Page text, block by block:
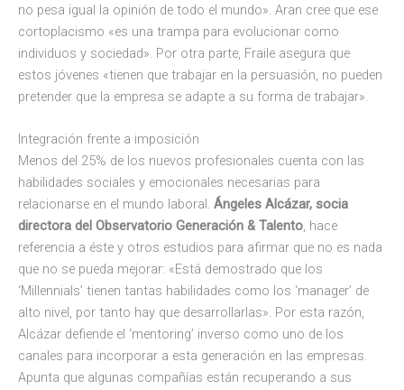
no pesa igual la opinión de todo el mundo». Aran cree que ese
cortoplacismo «es una trampa para evolucionar como
individuos y sociedad». Por otra parte, Fraile asegura que
estos jóvenes «tienen que trabajar en la persuasión, no pueden
pretender que la empresa se adapte a su forma de trabajar».
Integración frente a imposición
Menos del 25% de los nuevos profesionales cuenta con las
habilidades sociales y emocionales necesarias para
relacionarse en el mundo laboral. Ángeles Alcázar, socia
directora del Observatorio Generación & Talento, hace
referencia a éste y otros estudios para afirmar que no es nada
que no se pueda mejorar: «Está demostrado que los
‘Millennials’ tienen tantas habilidades como los ‘manager’ de
alto nivel, por tanto hay que desarrollarlas». Por esta razón,
Alcázar defiende el ‘mentoring’ inverso como uno de los
canales para incorporar a esta generación en las empresas.
Apunta que algunas compañías están recuperando a sus